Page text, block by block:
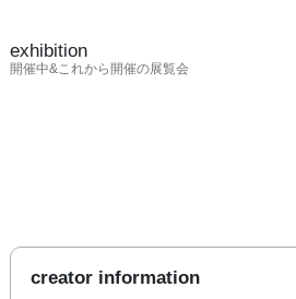
exhibition
開催中&これから開催の展覧会
creator information